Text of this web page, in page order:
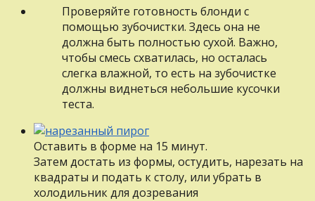
Проверяйте готовность блонди с
помощью зубочистки. Здесь она не
должна быть полностью сухой. Важно,
чтобы смесь схватилась, но осталась
слегка влажной, то есть на зубочистке
должны виднеться небольшие кусочки
теста.
Оставить в форме на 15 минут.
Затем достать из формы, остудить, нарезать на
квадраты и подать к столу, или убрать в
холодильник для дозревания